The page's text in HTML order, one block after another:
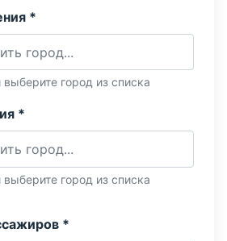
*
выберите город из списка
*
выберите город из списка
*